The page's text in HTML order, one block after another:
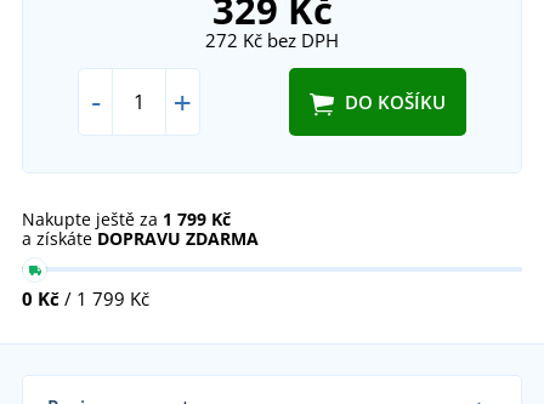
272 Kč bez DPH
- + DO KOŠÍKU
Nakupte ještě za 1 799 Kč
a získáte DOPRAVU ZDARMA
0 Kč / 1 799 Kč